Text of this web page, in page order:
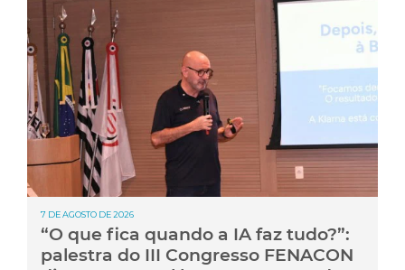
7 DE AGOSTO DE 2026
“O que fica quando a IA faz tudo?”:
palestra do III Congresso FENACON